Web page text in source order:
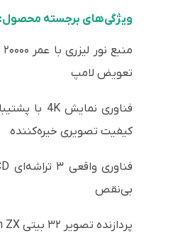
ویژگی‌های برجسته محصول:
تعویض لامپ
کیفیت تصویری خیره‌کننده
بی‌نقص
پردازنده تصویر ۳۲ بیتی Epson ZX